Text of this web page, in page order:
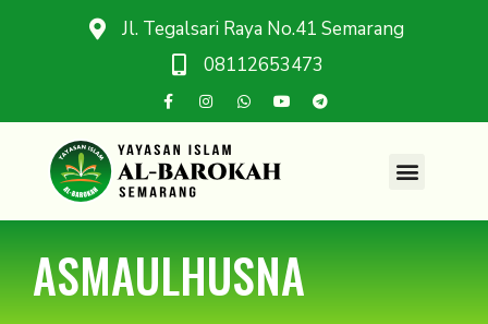
Jl. Tegalsari Raya No.41 Semarang
08112653473
ASMAULHUSNA